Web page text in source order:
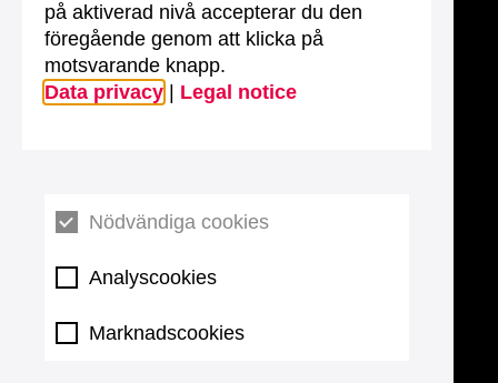
på aktiverad nivå accepterar du den
föregående genom att klicka på
motsvarande knapp.
Data privacy
Legal notice
Nödvändiga cookies
Analyscookies
Marknadscookies